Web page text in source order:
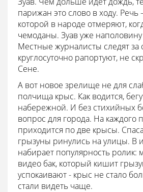
парижан это слово в ходу. Речь
которой в народе отмеряют,
чемоданы. Зуав уже
Местные журналисты следят за
круглосуточно рапортуют, не
Сене.
А вот новое зрелище не для
полчища крыс. Как водится,
набережной. И без стихийных
вопрос для города. На каждого
приходится по две крысы.
грызуны ринулись на улицы. В
набирает популярность ролик:
видео бак, который кишит
успокаивают - крыс не стало
стали видеть чаще.